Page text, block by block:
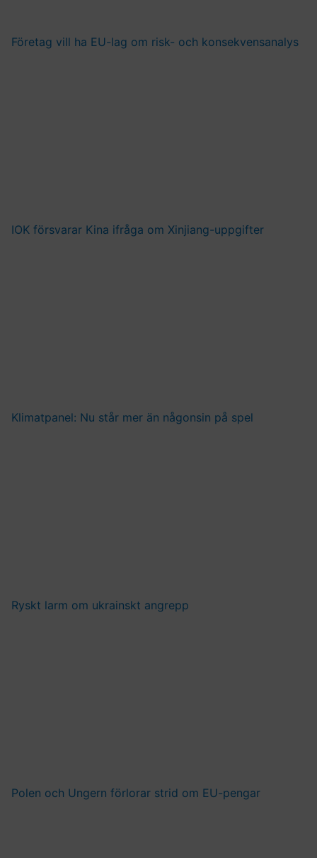
Företag vill ha EU-lag om risk- och konsekvensanalys
IOK försvarar Kina ifråga om Xinjiang-uppgifter
Klimatpanel: Nu står mer än någonsin på spel
Ryskt larm om ukrainskt angrepp
Polen och Ungern förlorar strid om EU-pengar